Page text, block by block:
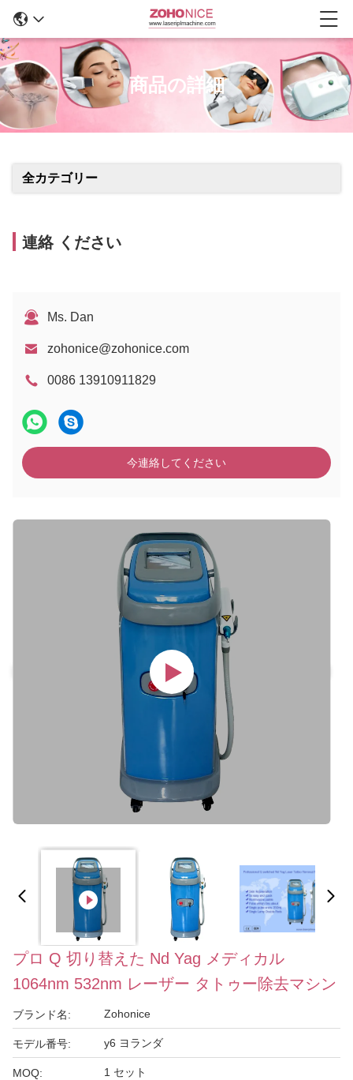
商品の詳細
全カテゴリー
連絡 ください
Ms. Dan
zohonice@zohonice.com
0086 13910911829
今連絡してください
プロ Q 切り替えた Nd Yag メディカル
1064nm 532nm レーザー タトゥー除去マシン
ブランド名: Zohonice
モデル番号: y6 ヨランダ
MOQ: 1 セット